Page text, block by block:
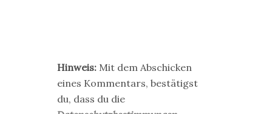
Hinweis: Mit dem Abschicken
eines Kommentars, bestätigst
du, dass du die